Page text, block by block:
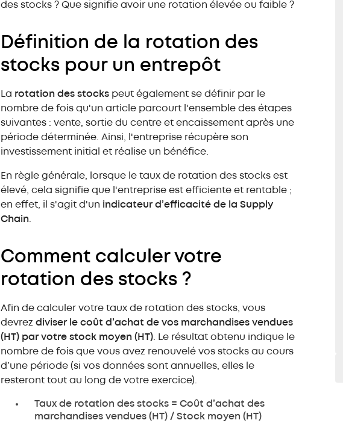
des stocks ? Que signifie avoir une rotation élevée ou faible ?
Définition de la rotation des
stocks pour un entrepôt
La rotation des stocks peut également se définir par le
nombre de fois qu'un article parcourt l'ensemble des étapes
suivantes : vente, sortie du centre et encaissement après une
période déterminée. Ainsi, l'entreprise récupère son
investissement initial et réalise un bénéfice.
En règle générale, lorsque le taux de rotation des stocks est
élevé, cela signifie que l'entreprise est efficiente et rentable ;
en effet, il s'agit d'un indicateur d’efficacité de la Supply
Chain
Comment calculer votre
rotation des stocks ?
Afin de calculer votre taux de rotation des stocks, vous
devrez diviser le coût d’achat de vos marchandises vendues
(HT) par votre stock moyen (HT) . Le résultat obtenu indique le
nombre de fois que vous avez renouvelé vos stocks au cours
d’une période (si vos données sont annuelles, elles le
resteront tout au long de votre exercice).
Taux de rotation des stocks = Coût d’achat des
marchandises vendues (HT) / Stock moyen (HT)